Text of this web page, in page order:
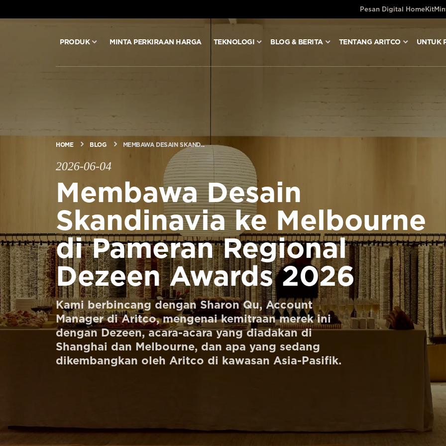
Pesan Digital HomeKit
PRODUK MINTA PERKIRAAN HARGA TEKNOLOGI BLOG & BERITA TENTANG ARITCO UNTUK
TENTANG ARITCO
UNTUK PARA PROFESIONAL
Pesan Digital HomeKit
Minta perkiraan harga
Pendaftaran buletin
HOME BLOG MEMBAWA DESAIN SKAND...
2026-06-04
Membawa Desain
Skandinavia ke Melbourne
di Pameran Regional
Dezeen Awards 2026
Kami berbincang dengan Sharon Qu, Account
Manager di Aritco, mengenai kemitraan merek ini
dengan Dezeen, acara-acara yang diadakan di
Shanghai dan Melbourne, dan apa yang sedang
dikembangkan oleh Aritco di kawasan Asia-Pasifik.